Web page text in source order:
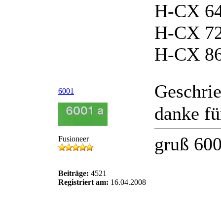
H-CX
H-CX
H-CX
6001
Fusioneer
Beiträge: 4521
Registriert am: 16.04.2008
danke
gruß